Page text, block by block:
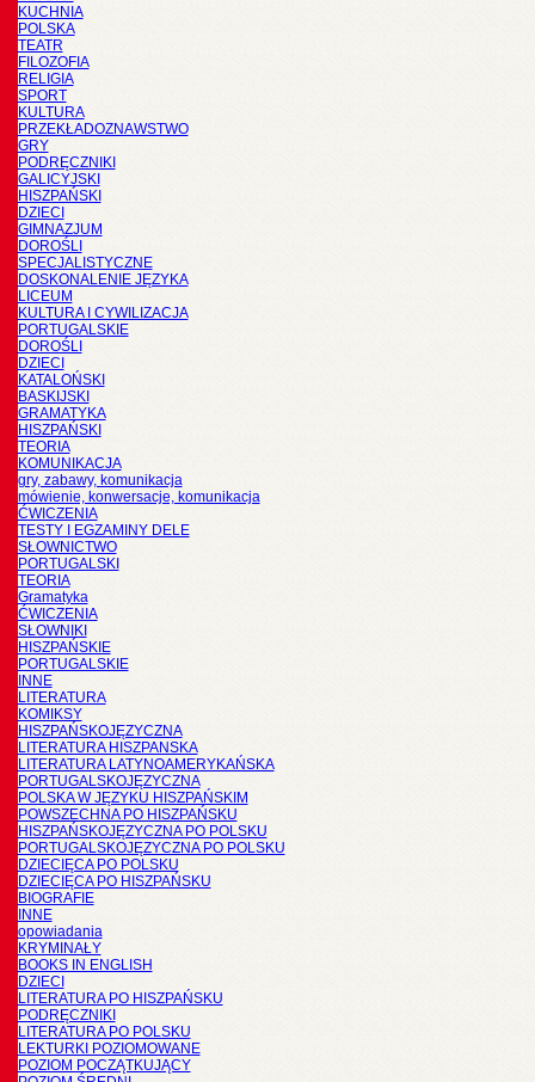
KUCHNIA
POLSKA
TEATR
FILOZOFIA
RELIGIA
SPORT
KULTURA
PRZEKŁADOZNAWSTWO
GRY
PODRĘCZNIKI
GALICYJSKI
HISZPAŃSKI
DZIECI
GIMNAZJUM
DOROŚLI
SPECJALISTYCZNE
DOSKONALENIE JĘZYKA
LICEUM
KULTURA I CYWILIZACJA
PORTUGALSKIE
DOROŚLI
DZIECI
KATALOŃSKI
BASKIJSKI
GRAMATYKA
HISZPAŃSKI
TEORIA
KOMUNIKACJA
gry, zabawy, komunikacja
mówienie, konwersacje, komunikacja
ĆWICZENIA
TESTY I EGZAMINY DELE
SŁOWNICTWO
PORTUGALSKI
TEORIA
Gramatyka
ĆWICZENIA
SŁOWNIKI
HISZPAŃSKIE
PORTUGALSKIE
INNE
LITERATURA
KOMIKSY
HISZPAŃSKOJĘZYCZNA
LITERATURA HISZPANSKA
LITERATURA LATYNOAMERYKAŃSKA
PORTUGALSKOJĘZYCZNA
POLSKA W JĘZYKU HISZPAŃSKIM
POWSZECHNA PO HISZPAŃSKU
HISZPAŃSKOJĘZYCZNA PO POLSKU
PORTUGALSKOJĘZYCZNA PO POLSKU
DZIECIĘCA PO POLSKU
DZIECIĘCA PO HISZPAŃSKU
BIOGRAFIE
INNE
opowiadania
KRYMINAŁY
BOOKS IN ENGLISH
DZIECI
LITERATURA PO HISZPAŃSKU
PODRĘCZNIKI
LITERATURA PO POLSKU
LEKTURKI POZIOMOWANE
POZIOM POCZĄTKUJĄCY